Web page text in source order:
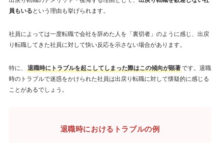
員もいる という理由も挙げられます。
社員によっては一度転職で会社を辞めた人を「裏切者」のように感じ、出戻
り転職してきた社員に対して快い反応を示さない場合があります。
特に、 退職時にトラブルを起こしてしまった際はこの傾向が顕著です。退職
時のトラブルで迷惑をかけられた社員は出戻り転職に対して懐疑的に感じる
ことがあるでしょう。
退職時におけるトラブルの例